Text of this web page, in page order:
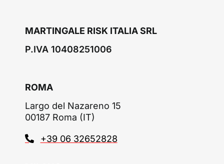
MARTINGALE RISK ITALIA SRL
P.IVA 10408251006
ROMA
Largo del Nazareno 15
00187 Roma (IT)
+39 06 32652828